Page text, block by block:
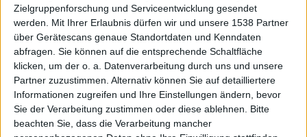
Zielgruppenforschung und Serviceentwicklung gesendet
werden.
Mit Ihrer Erlaubnis dürfen wir und unsere 1538 Partner
über Gerätescans genaue Standortdaten und Kenndaten
abfragen. Sie können auf die entsprechende Schaltfläche
klicken, um der o. a. Datenverarbeitung durch uns und unsere
Partner zuzustimmen. Alternativ können Sie auf detailliertere
Informationen zugreifen und Ihre Einstellungen ändern, bevor
Sie der Verarbeitung zustimmen oder diese ablehnen.
Bitte
beachten Sie, dass die Verarbeitung mancher
Auf DESMONDO findet Ihr Inspirationen für
individuelles, gemütliches und intelligentes Wohnen,
die aktuellsten Einrichtungstrends und Informatives zu
neuesten Smart Home Systemen.
Rechtliches
Impressum